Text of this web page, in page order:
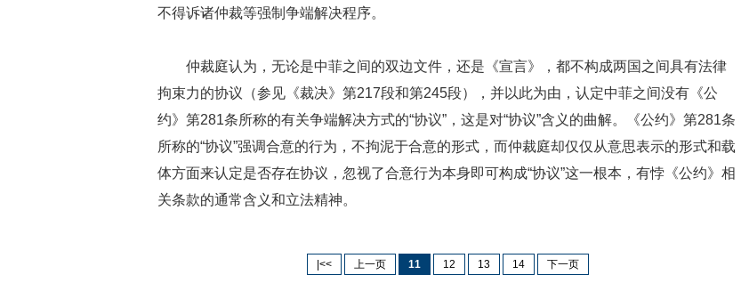
不得诉诸仲裁等强制争端解决程序。
仲裁庭认为，无论是中菲之间的双边文件，还是《宣言》，都不构成两国之间具有法律
拘束力的协议（参见《裁决》第217段和第245段），并以此为由，认定中菲之间没有《公
约》第281条所称的有关争端解决方式的“协议”，这是对“协议”含义的曲解。《公约》第281条
所称的“协议”强调合意的行为，不拘泥于合意的形式，而仲裁庭却仅仅从意思表示的形式和载
体方面来认定是否存在协议，忽视了合意行为本身即可构成“协议”这一根本，有悖《公约》相
关条款的通常含义和立法精神。
|<< 上一页 11 12 13 14 下一页